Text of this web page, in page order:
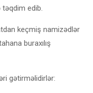
edib.
keçmiş namizədlər
buraxılış
gətirməlidirlər: